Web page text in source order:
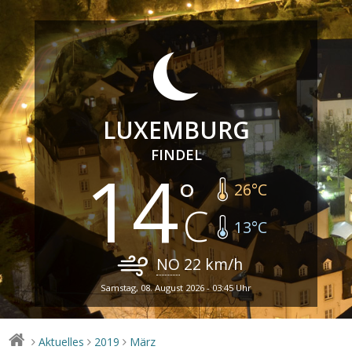
LUXEMBURG
FINDEL
14 26°C
13°C
NO 22 km/h
Samstag, 08. August 2026 - 03:45 Uhr
> Aktuelles > 2019 > März